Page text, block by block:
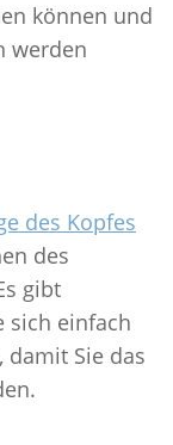
können und
werden
des Kopfes
des
gibt
sich einfach
damit Sie das